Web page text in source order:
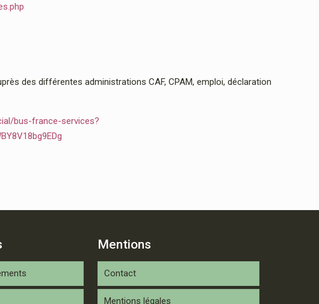
des différentes administrations CAF, CPAM, emploi, déclaration
bus-france-services?
Mentions
Contact
Mentions légales